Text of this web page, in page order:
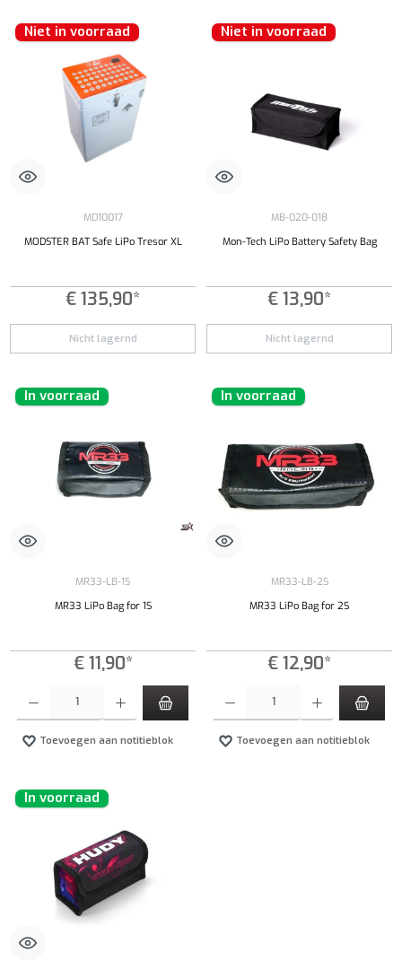
Niet in voorraad
MD10017
MODSTER BAT Safe LiPo Tresor XL
€ 135,90*
Nicht lagernd
Niet in voorraad
MB-020-018
Mon-Tech LiPo Battery Safety Bag
€ 13,90*
Nicht lagernd
In voorraad
MR33-LB-1S
MR33 LiPo Bag for 1S
€ 11,90*
Toevoegen aan notitieblok
In voorraad
MR33-LB-2S
MR33 LiPo Bag for 2S
€ 12,90*
Toevoegen aan notitieblok
In voorraad